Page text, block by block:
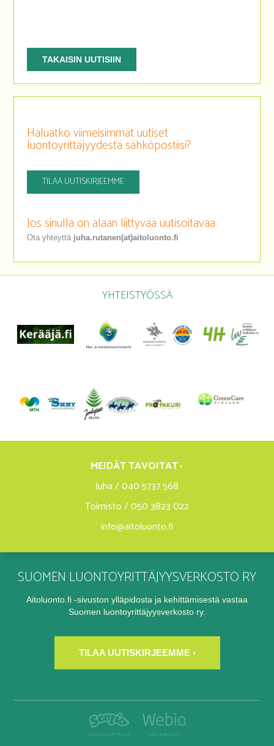
TAKAISIN UUTISIIN
Haluatko viimeisimmät uutiset
luontoyrittäjyydestä sähköpostiisi?
TILAA UUTISKIRJEEMME
Jos sinulla on alaan liittyvää uutisoitavaa
Ota yhteyttä juha.rutanen(at)aitoluonto.fi
YHTEISTYÖSSÄ
MEIDÄT TAVOITAT ›
Juha / 040 5737 568
Toimisto / 050 3823 022
info@aitoluonto.fi
SUOMEN LUONTOYRITTÄJYYSVERKOSTO RY
Aitoluonto.fi -sivuston ylläpidosta ja kehittämisestä vastaa
Suomen luontoyrittäjyysverkosto ry.
TILAA UUTISKIRJEEMME ›